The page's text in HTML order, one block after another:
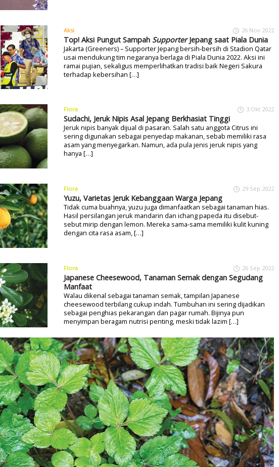
Aksi 26 Nov 2022
Top! Aksi Pungut Sampah SupporterJepang saat Piala Dunia
Jakarta (Greeners) – Supporter Jepang bersih-bersih di Stadion Qatar
usai mendukung tim negaranya berlaga di Piala Dunia 2022. Aksi ini
ramai pujian, sekaligus memperlihatkan tradisi baik Negeri Sakura
terhadap kebersihan […]
Flora 3 Okt 2022
Sudachi, Jeruk Nipis Asal Jepang Berkhasiat Tinggi
Jeruk nipis banyak dijual di pasaran. Salah satu anggota Citrus ini
sering digunakan sebagai penyedap makanan, sebab memiliki rasa
asam yang menyegarkan. Namun, ada pula jenis jeruk nipis yang
hanya […]
Flora 29 Sep 2022
Yuzu, Varietas Jeruk Kebanggaan Warga Jepang
Tidak cuma buahnya, yuzu juga dimanfaatkan sebagai tanaman hias.
Hasil persilangan jeruk mandarin dan ichang papeda itu disebut-
sebut mirip dengan lemon. Mereka sama-sama memiliki kulit kuning
dengan cita rasa asam, […]
Flora 26 Sep 2022
Japanese Cheesewood, Tanaman Semak dengan Segudang
Manfaat
Walau dikenal sebagai tanaman semak, tampilan Japanese
cheesewood terbilang cukup indah. Tumbuhan ini sering dijadikan
sebagai penghias pekarangan dan pagar rumah. Bijinya pun
menyimpan beragam nutrisi penting, meski tidak lazim […]